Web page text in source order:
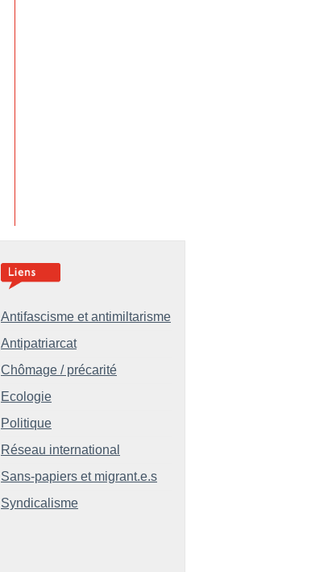
Antifascisme et antimiltarisme
Antipatriarcat
Chômage / précarité
Ecologie
Politique
Réseau international
Sans-papiers et migrant.e.s
Syndicalisme